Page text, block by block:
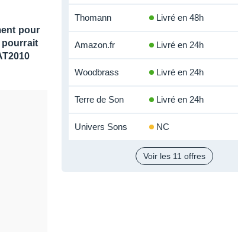
pour
pourrait
Thomann Livré en 48h
Amazon.fr Livré en 24h
Woodbrass Livré en 24h
Terre de Son Livré en 24h
Univers Sons NC
Voir les 11 offres